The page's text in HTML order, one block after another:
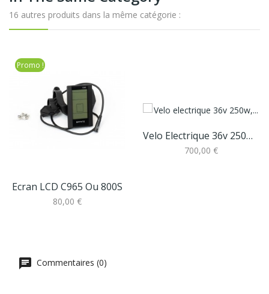
16 autres produits dans la même catégorie :
Promo !
Ecran LCD C965 Ou 800S
80,00 €
Velo Electrique 36v 250w, Batterie Sacoche12ah...
700,00 €
Commentaires (0)